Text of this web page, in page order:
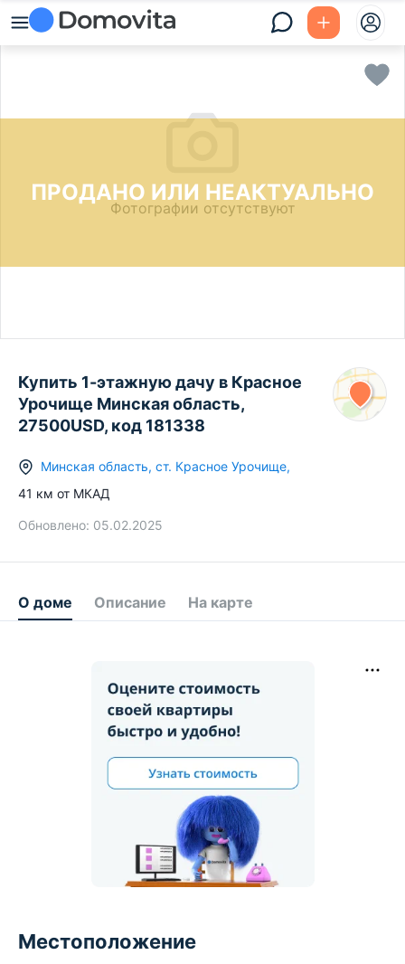
ПРОДАНО ИЛИ НЕАКТУАЛЬНО
Фотографии отсутствуют
Купить 1-этажную дачу в Красное
Урочище Минская область,
27500USD, код 181338
Минская область, ст. Красное Урочище,
41 км от МКАД
Обновлено: 05.02.2025
О доме Описание На карте
Местоположение